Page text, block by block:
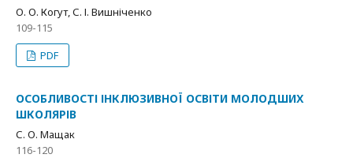
О. О. Когут, С. І. Вишніченко
109-115
PDF
ОСОБЛИВОСТІ ІНКЛЮЗИВНОЇ ОСВІТИ МОЛОДШИХ
ШКОЛЯРІВ
С. О. Мащак
116-120